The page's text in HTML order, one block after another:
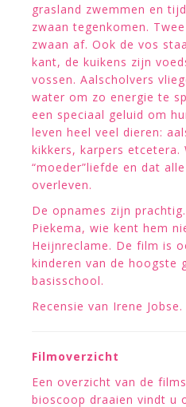
grasland zwemmen en
zwaan tegenkomen.
zwaan af. Ook de vos
kant, de kuikens zijn
vossen. Aalscholvers
water om zo energie te
een speciaal geluid om
leven heel veel dieren:
kikkers, karpers etcetera.
“moeder”liefde en dat
overleven.
De opnames zijn
Piekema, wie kent hem
Heijnreclame. De film is
kinderen van de hoogste
basisschool.
Recensie van Irene Jobse.
Filmoverzicht
Een overzicht van de
bioscoop draaien vindt u